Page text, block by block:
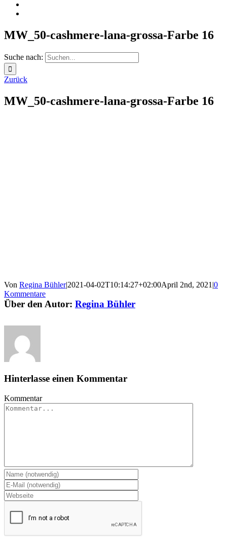
MW_50-cashmere-lana-grossa-Farbe 16
Suche nach:
Zurück
MW_50-cashmere-lana-grossa-Farbe 16
Von Regina Bühler|2021-04-02T10:14:27+02:00April 2nd, 2021 |0
Kommentare
Über den Autor: Regina Bühler
Hinterlasse einen Kommentar
Kommentar